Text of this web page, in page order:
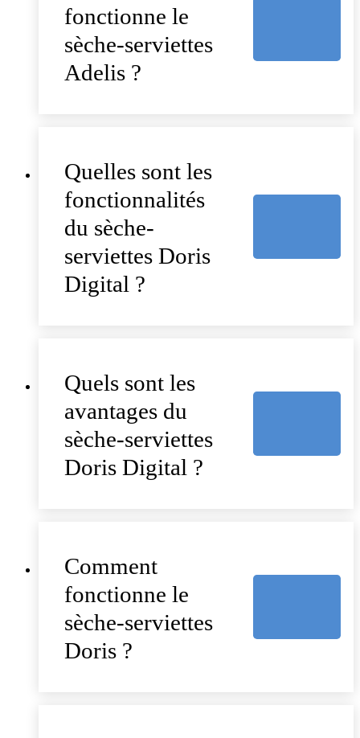
fonctionne le
sèche-serviettes
Adelis ?
Quelles sont les
fonctionnalités
du sèche-
serviettes Doris
Digital ?
Quels sont les
avantages du
sèche-serviettes
Doris Digital ?
Comment
fonctionne le
sèche-serviettes
Doris ?